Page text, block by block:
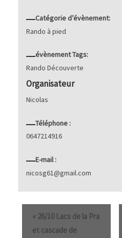
Catégorie d’évènement:
Rando à pied
évènement Tags:
Rando Découverte
Organisateur
Nicolas
Téléphone :
0647214916
E-mail :
nicosg61@gmail.com
« 26/10 Lacs de la Pra
et cascade de